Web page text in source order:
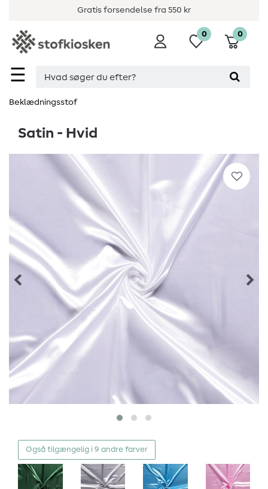
Gratis forsendelse fra 550 kr
☰
0 0
Beklædningsstof
Satin - Hvid
Også tilgængelig i 9 andre farver